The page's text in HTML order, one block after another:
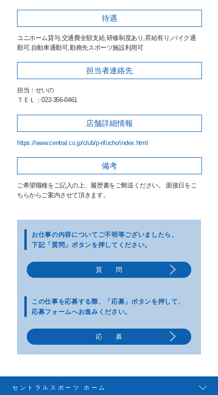
待遇
ユニホーム貸与,交通費全額支給,研修制度あり,昇給有り,バイク通
勤可,自動車通勤可,勤務先スポーツ施設利用可
担当者連絡先
担当：せいの
ＴＥＬ：022-356-0461
店舗詳細情報
https://www.central.co.jp/club/p-rifucho/index.html
備考
ご希望職種をご記入の上、履歴書をご郵送ください。 面接日をこ
ちらからご案内させて頂きます。
お仕事の内容についてご不明等ございましたら、
下記「質問」ボタンを押してください。
この仕事を応募する際、
「応募」ボタンを押して、
応募フォームへお進みください。
質 問
応 募
セントラルスポーツ ホーム